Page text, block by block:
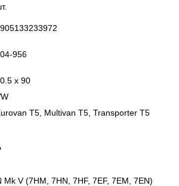
956
x 90
T5 Multivan T5 Transporter T5
Mk V (7HM, 7HN, 7HF, 7EF, 7EM, 7EN)